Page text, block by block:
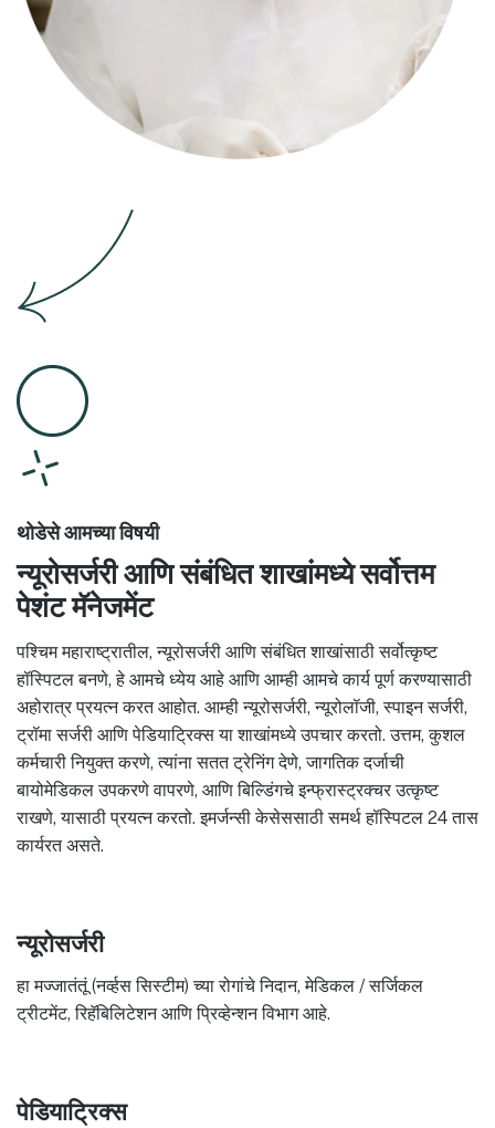
थोडेसे आमच्या विषयी
न्यूरोसर्जरी आणि संबंधित शाखांमध्ये सर्वोत्तम
पेशंट मॅनेजमेंट
पश्चिम महाराष्ट्रातील, न्यूरोसर्जरी आणि संबंधित शाखांसाठी सर्वोत्कृष्ट
हॉस्पिटल बनणे, हे आमचे ध्येय आहे आणि आम्ही आमचे कार्य पूर्ण करण्यासाठी
अहोरात्र प्रयत्न करत आहोत. आम्ही न्यूरोसर्जरी, न्यूरोलॉजी, स्पाइन सर्जरी,
ट्रॉमा सर्जरी आणि पेडियाट्रिक्स या शाखांमध्ये उपचार करतो. उत्तम, कुशल
कर्मचारी नियुक्त करणे, त्यांना सतत ट्रेनिंग देणे, जागतिक दर्जाची
बायोमेडिकल उपकरणे वापरणे, आणि बिल्डिंगचे इन्फ्रास्ट्रक्चर उत्कृष्ट
राखणे, यासाठी प्रयत्न करतो. इमर्जन्सी केसेससाठी समर्थ हॉस्पिटल 24 तास
कार्यरत असते.
न्यूरोसर्जरी
हा मज्जातंतूं (नर्व्हस सिस्टीम) च्या रोगांचे निदान, मेडिकल / सर्जिकल
ट्रीटमेंट, रिहॅबिलिटेशन आणि प्रिव्हेन्शन विभाग आहे.
पेडियाट्रिक्स